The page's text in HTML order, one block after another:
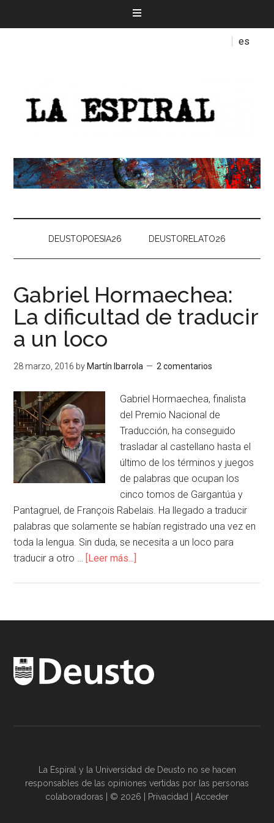
es
DEUSTOPOESIA26 DEUSTORELATO26
Gabriel Hormaechea:
La dificultad de traducir
a un loco
28 marzo, 2016 by Martín Ibarrola 2 comentarios
Gabriel Hormaechea, finalista
del Premio Nacional de
Traducción, ha conseguido
trasladar al castellano hasta el
último de los términos y juegos
de palabras que ocupan los
cinco tomos de Gargantúa y
Pantagruel, de François Rabelais. Ha llegado a traducir
palabras que solamente se habían registrado una vez en
toda la lengua. Sin duda, se necesita a un loco para
traducir a otro … [Leer más...]
La Espiral y la Universidad de Deusto no se hacen
responsables de las opiniones vertidas por las personas
colaboradoras | © 2026 | Privacidad Acceder